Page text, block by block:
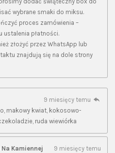
wybrane smaki do miksu.
proces zamówienia –
ustalenia płatności.
złożyć przez WhatsApp lub
znajdują się na dole strony
9 miesięcy temu
makowy kwiat, kokosowo-
ruda wiewiórka
Kamiennej
9 miesięcy temu